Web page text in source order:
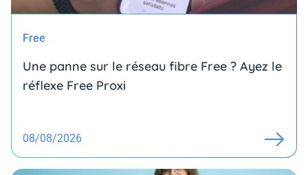
Free
Une panne sur le réseau fibre Free ? Ayez le
réflexe Free Proxi
08/08/2026